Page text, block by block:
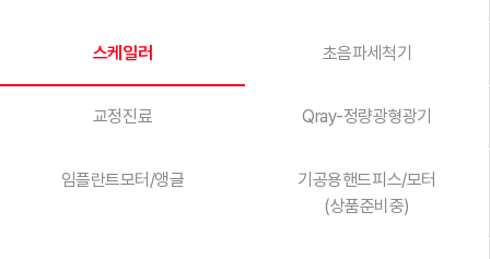
스케일러 초음파세척기
교정진료 Qray-정량광형광기
임플란트모터/앵글
기공용핸드피스/모터
(상품준비중)